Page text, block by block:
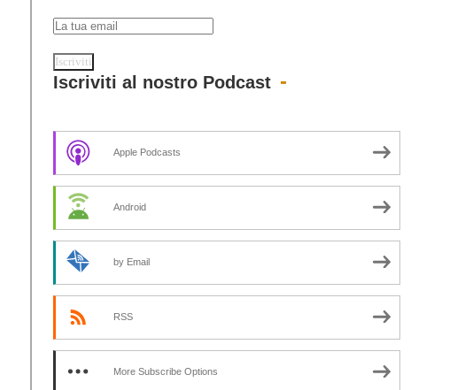
Iscriviti al nostro Podcast
Apple Podcasts
Android
by Email
RSS
More Subscribe Options